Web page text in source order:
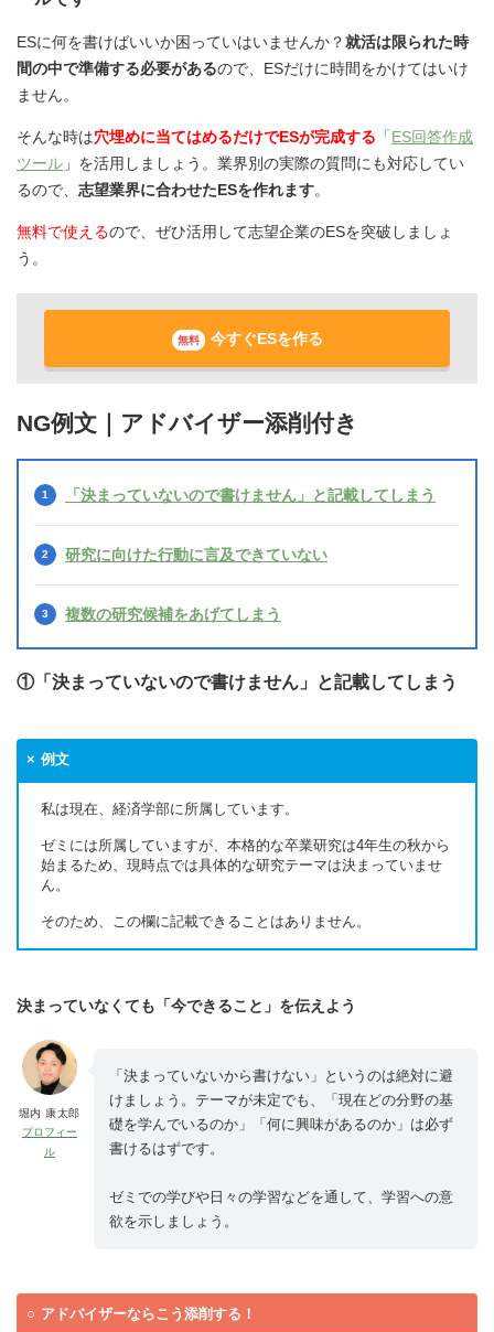
ESに何を書けばいいか困っていはいませんか？就活は限られた時
間の中で準備する必要があるので、ESだけに時間をかけてはいけ
ません。
そんな時は穴埋めに当てはめるだけでESが完成する 「ES回答作成
ツール 」を活用しましょう。業界別の実際の質問にも対応してい
るので、 志望業界に合わせたESを作れます。
無料で使えるので、ぜひ活用して志望企業のESを突破しましょ
う。
無料 今すぐESを作る
NG例文｜アドバイザー添削付き
「決まっていないので書けません」と記載してしまう
研究に向けた行動に言及できていない
複数の研究候補をあげてしまう
①「決まっていないので書けません」と記載してしまう
例文
私は現在、経済学部に所属しています。
ゼミには所属していますが、本格的な卒業研究は4年生の秋から
始まるため、現時点では具体的な研究テーマは決まっていませ
ん。
そのため、この欄に記載できることはありません。
決まっていなくても「今できること」を伝えよう
堀内 康太郎
プロフィー
ル
「決まっていないから書けない」というのは絶対に避
けましょう。テーマが未定でも、「現在どの分野の基
礎を学んでいるのか」「何に興味があるのか」は必ず
書けるはずです。
ゼミでの学びや日々の学習などを通して、学習への意
欲を示しましょう。
アドバイザーならこう添削する！